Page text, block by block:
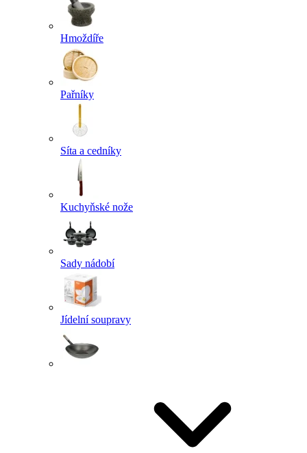
Hmoždíře
Pařníky
Síta a cedníky
Kuchyňské nože
Sady nádobí
Jídelní soupravy